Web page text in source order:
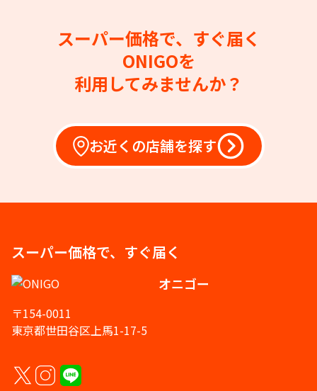
スーパー価格で、すぐ届く
ONIGOを
利用してみませんか？
お近くの店舗を探す
スーパー価格で、すぐ届く
オニゴー
〒154-0011
東京都世田谷区上馬1-17-5